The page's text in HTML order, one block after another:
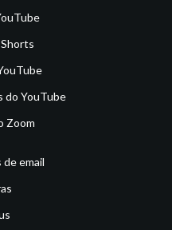
do YouTube
Zoom
email